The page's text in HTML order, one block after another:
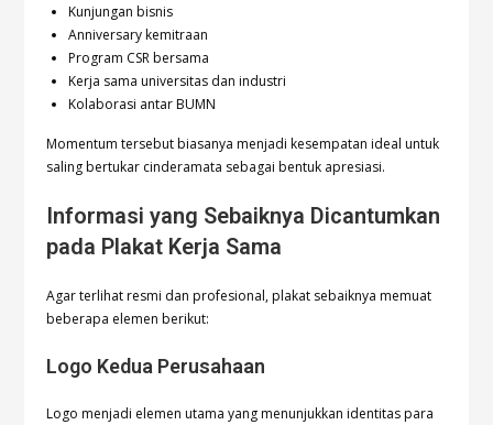
Kunjungan bisnis
Anniversary kemitraan
Program CSR bersama
Kerja sama universitas dan industri
Kolaborasi antar BUMN
Momentum tersebut biasanya menjadi kesempatan ideal untuk
saling bertukar cinderamata sebagai bentuk apresiasi.
Informasi yang Sebaiknya Dicantumkan
pada Plakat Kerja Sama
Agar terlihat resmi dan profesional, plakat sebaiknya memuat
beberapa elemen berikut:
Logo Kedua Perusahaan
Logo menjadi elemen utama yang menunjukkan identitas para